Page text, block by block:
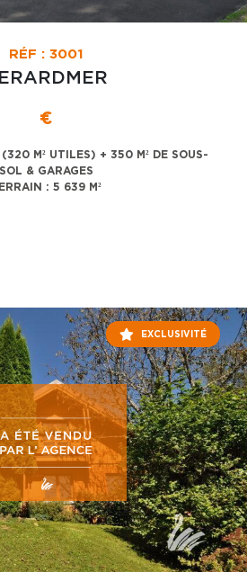
RÉF : 3001
€
M² UTILES) + 350 M² DE SOUS-
SOL & GARAGES
: 5 639 M²
EXCLUSIVITÉ